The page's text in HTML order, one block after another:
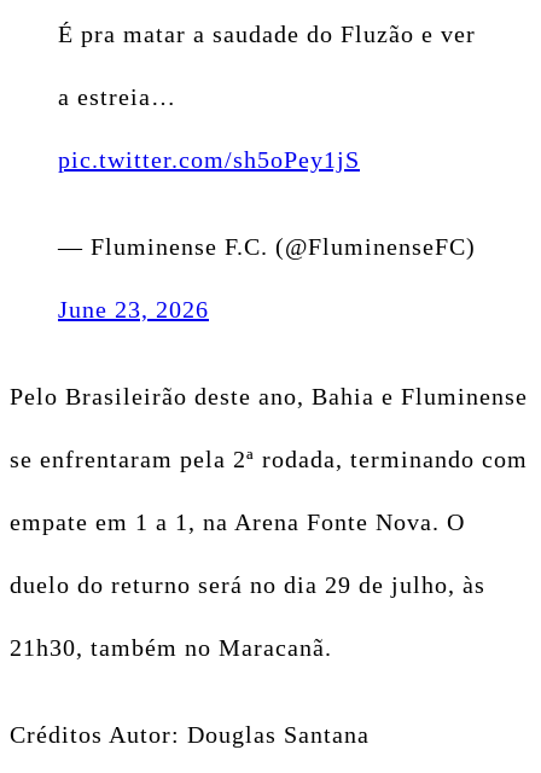
É pra matar a saudade do Fluzão e ver
a estreia…
pic.twitter.com/sh5oPey1jS
— Fluminense F.C. (@FluminenseFC)
June 23, 2026
Pelo Brasileirão deste ano, Bahia e Fluminense
se enfrentaram pela 2ª rodada, terminando com
empate em 1 a 1, na Arena Fonte Nova. O
duelo do returno será no dia 29 de julho, às
21h30, também no Maracanã.
Créditos Autor: Douglas Santana